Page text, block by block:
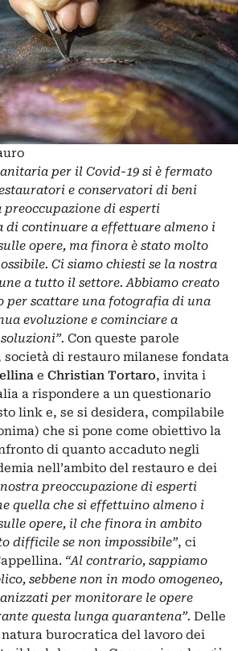
per il Covid-19 si è fermato
e conservatori di beni
di esperti
di continuare a effettuare almeno i
opere, ma finora è stato molto
Ci siamo chiesti se la nostra
a tutto il settore. Abbiamo creato
per scattare una fotografia di una
evoluzione e cominciare a
Con queste parole
società di restauro milanese fondata
e Christian Tortaro, invita i
a rispondere a un questionario
link e, se si desidera, compilabile
che si pone come obiettivo la
di quanto accaduto negli
nell’ambito del restauro e dei
nostra preoccupazione di esperti
quella che si effettuino almeno i
opere, il che finora in ambito
difficile se non impossibile”, ci
“Al contrario, sappiamo
sebbene non in modo omogeneo,
per monitorare le opere
questa lunga quarantena”. Delle
burocratica del lavoro dei